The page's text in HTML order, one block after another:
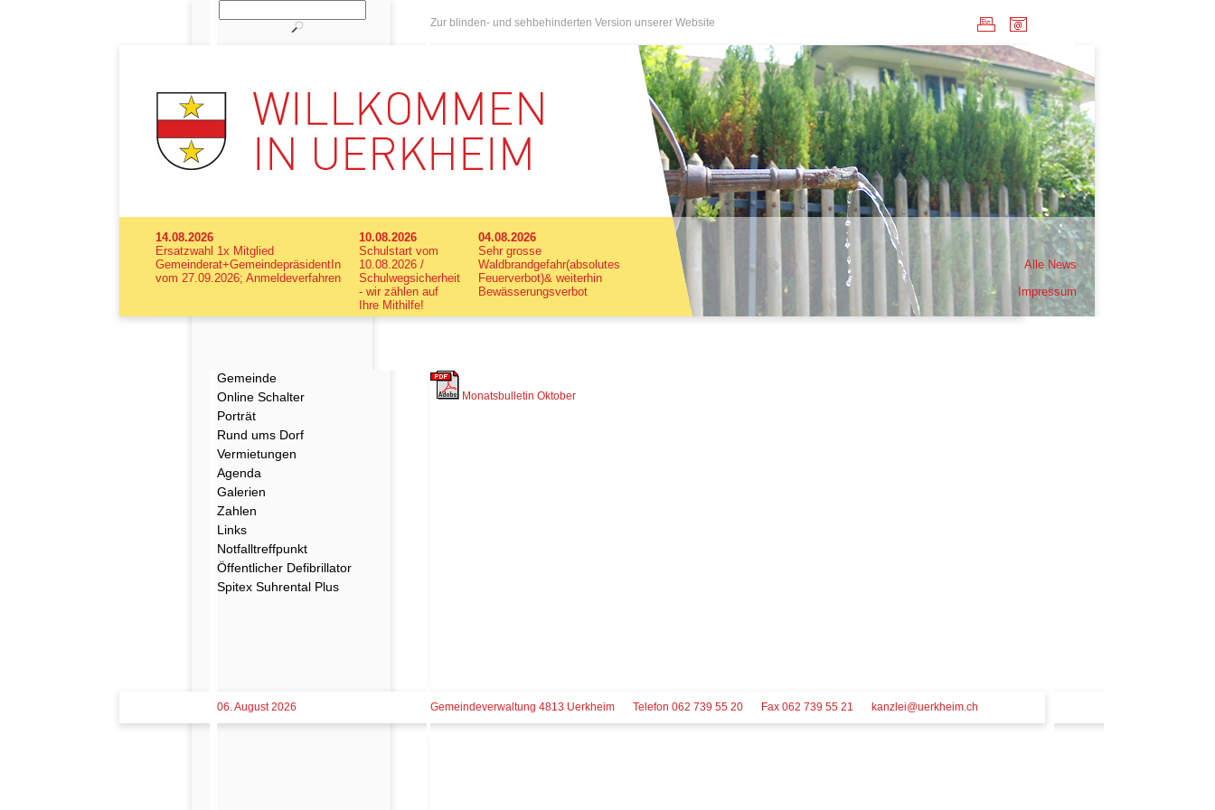
Zur blinden- und sehbehinderten Version unserer Website
14.08.2026
Ersatzwahl 1x Mitglied
Gemeinderat+GemeindepräsidentIn
vom 27.09.2026; Anmeldeverfahren
10.08.2026
Schulstart vom
10.08.2026 /
Schulwegsicherheit
- wir zählen auf
Ihre Mithilfe!
04.08.2026
Sehr grosse
Waldbrandgefahr(absolutes
Feuerverbot)& weiterhin
Bewässerungsverbot
Alle News
Impressum
Gemeinde
Online Schalter
Porträt
Rund ums Dorf
Vermietungen
Agenda
Galerien
Zahlen
Links
Notfalltreffpunkt
Öffentlicher Defibrillator
Spitex Suhrental Plus
Monatsbulletin Oktober
06. August 2026 Gemeindeverwaltung 4813 Uerkheim Telefon 062 739 55 20 Fax 062 739 55 21 kanzlei@uerkheim.ch